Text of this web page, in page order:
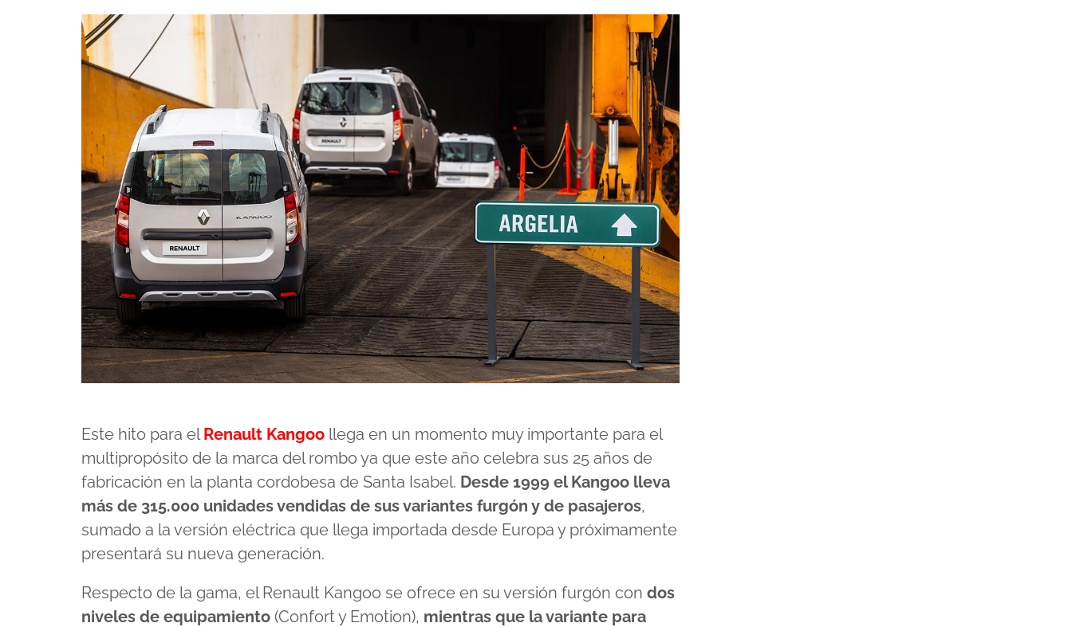
Este hito para elRenault Kangoo llega en un momento muy importante para el
multipropósito de la marca del rombo ya que este año celebra sus 25 años de
fabricación en la planta cordobesa de Santa Isabel. Desde 1999 el Kangoo lleva
más de 315.000 unidades vendidas de sus variantes furgón y de pasajeros,
sumado a la versión eléctrica que llega importada desde Europa y próximamente
presentará su nueva generación.
Respecto de la gama, el Renault Kangoo se ofrece en su versión furgón con dos
niveles de equipamiento (Confort y Emotion), mientras que la variante para